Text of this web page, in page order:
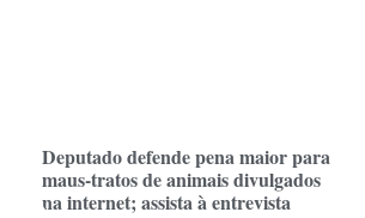
Deputado defende pena maior para
maus-tratos de animais divulgados
na internet; assista à entrevista